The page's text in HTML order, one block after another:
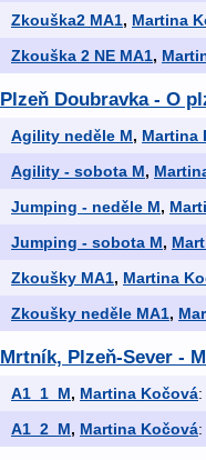
Zkouška2 MA1, Martina
Zkouška 2 NE MA1,
Plzeň Doubravka - O
Agility neděle M, Martina
Agility - sobota M,
Jumping - neděle M,
Jumping - sobota M,
Zkoušky MA1, Martina
Zkoušky neděle MA1,
Mrtník, Plzeň-Sever -
A1_1_M, Martina Kočová
A1_2_M, Martina Kočová